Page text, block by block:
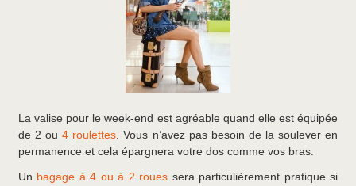
La valise pour le week-end est agréable quand elle est équipée
de 2 ou4 roulettes. Vous n’avez pas besoin de la soulever en
permanence et cela épargnera votre dos comme vos bras.
Un bagage à 4 ou à 2 roues sera particulièrement pratique si